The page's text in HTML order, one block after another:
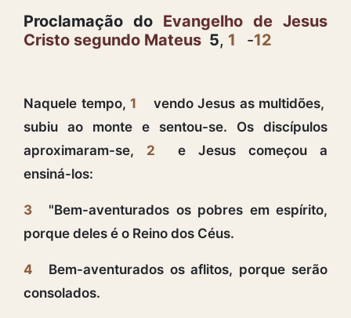
Proclamação do Evangelho de Jesus
Cristo segundo Mateus 5, 1 -12
Naquele tempo, 1
vendo Jesus as multidões,
subiu ao monte e sentou-se. Os discípulos
aproximaram-se, 2
e Jesus começou a
ensiná-los:
3
"Bem-aventurados os pobres em espírito,
porque deles é o Reino dos Céus.
4
Bem-aventurados os aflitos, porque serão
consolados.